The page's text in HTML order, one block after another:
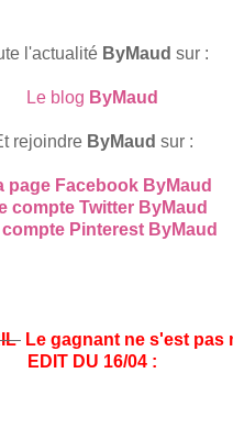
l'actualité ByMaud sur :
Le blog ByMaud
rejoindre ByMaud sur :
page Facebook ByMaud
compte Twitter ByMaud
compte Pinterest ByMaud
Le gagnant ne s'est pas
EDIT DU 16/04 :